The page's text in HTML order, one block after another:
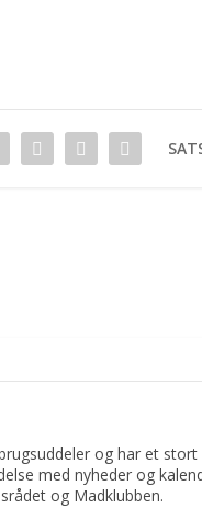
og har et
med nyheder og
og Madklubben.